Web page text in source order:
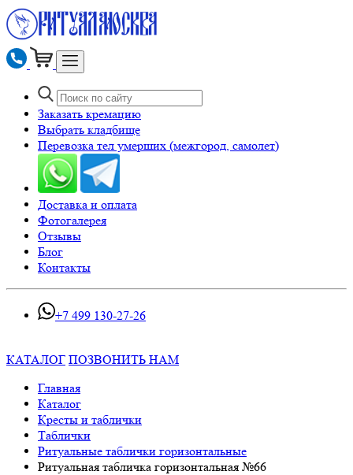
Заказать кремацию
Выбрать кладбище
Перевозка тел умерших (межгород, самолет)
Доставка и оплата
Фотогалерея
Отзывы
Блог
Контакты
+7 499 130-27-26
КАТАЛОГ ПОЗВОНИТЬ НАМ
Главная
Каталог
Кресты и таблички
Таблички
Ритуальные таблички горизонтальные
Ритуальная табличка горизонтальная №66